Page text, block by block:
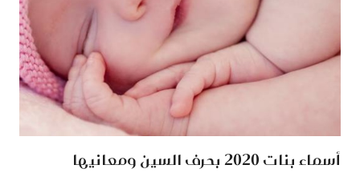
أسماء بنات 2020 بحرف السين ومعانيها